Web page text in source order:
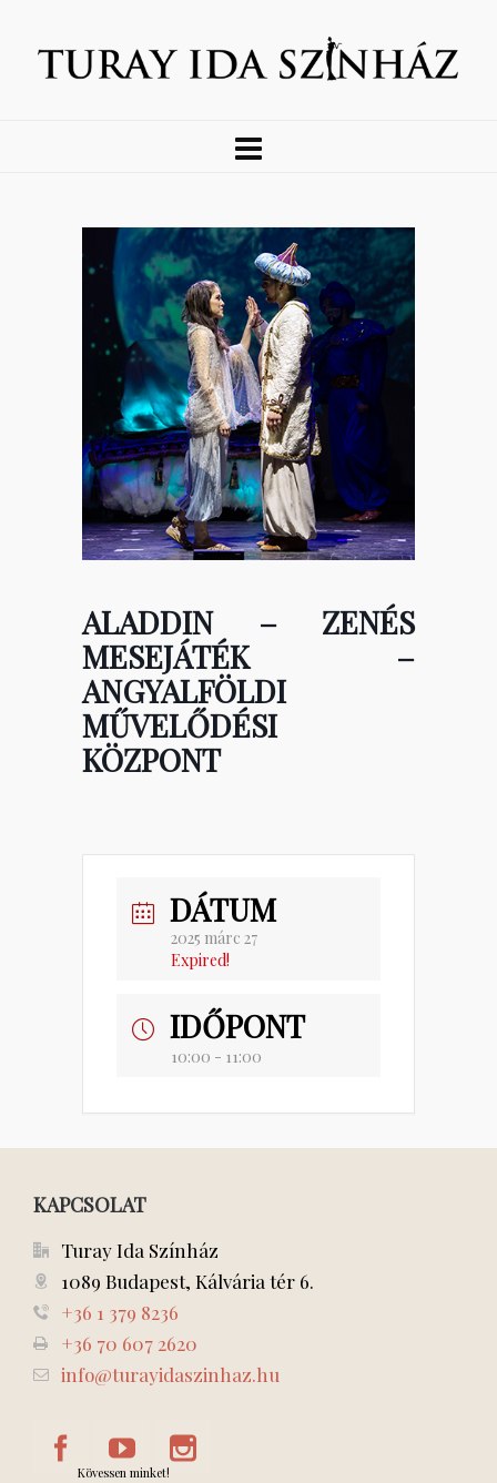
ALADDIN – ZENÉS
MESEJÁTÉK –
ANGYALFÖLDI
MŰVELŐDÉSI
KÖZPONT
DÁTUM
2025 márc 27
Expired!
IDŐPONT
10:00 - 11:00
KAPCSOLAT
Turay Ida Színház
1089 Budapest, Kálvária tér 6.
+36 1 379 8236
+36 70 607 2620
info@turayidaszinhaz.hu
Kövessen minket!